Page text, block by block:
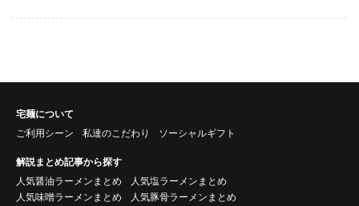
宅麺について
ご利用シーン
私達のこだわり ソーシャルギフト
解説まとめ記事から探す
人気醤油ラーメンまとめ
人気塩ラーメンまとめ
人気味噌ラーメンまとめ
人気豚骨ラーメンまとめ